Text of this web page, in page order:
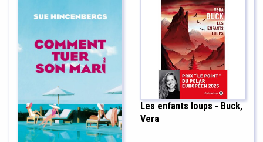
Les enfants loups - Buck,
Vera